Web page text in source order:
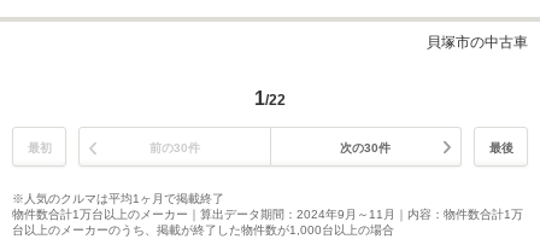
貝塚市の中古車
1/22
最初 前の30件 次の30件 最後
※人気のクルマは平均1ヶ月で掲載終了
物件数合計1万台以上のメーカー｜算出データ期間：2024年9月～11月｜内容：物件数合計1万
台以上のメーカーのうち、掲載が終了した物件数が1,000台以上の場合